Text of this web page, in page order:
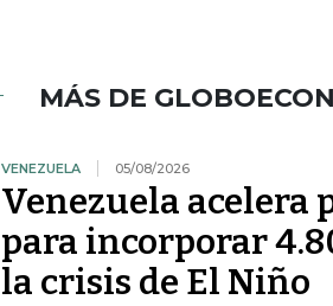
MÁS DE
VENEZUELA 05/08/2026
Venezuela
para incorporar
la crisis de El Niño